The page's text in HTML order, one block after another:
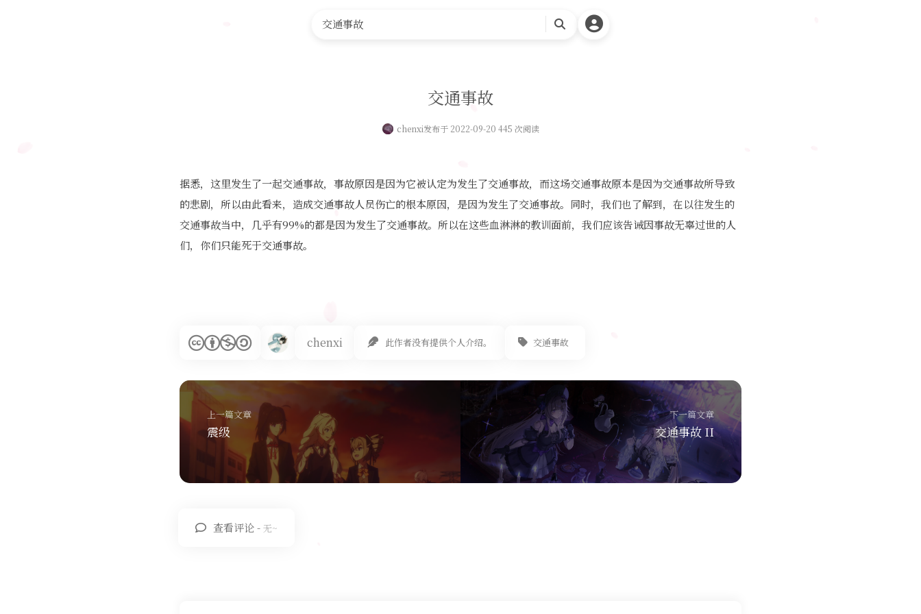
交通事故
搜
交通事故
chenxi发布于 2022-09-20 445 次阅读
据悉，这里发生了一起交通事故，事故原因是因为它被认定为发生了交通事故，而这场交通事故原本是因为交通事故所导致
的悲剧，所以由此看来，造成交通事故人员伤亡的根本原因，是因为发生了交通事故。同时，我们也了解到，在以往发生的
交通事故当中，几乎有99%的都是因为发生了交通事故。所以在这些血淋淋的教训面前，我们应该告诫因事故无辜过世的人
们，你们只能死于交通事故。
chenxi 此作者没有提供个人介绍。 交通事故
上一篇文章
震级
下一篇文章
交通事故 II
查看评论 -无~